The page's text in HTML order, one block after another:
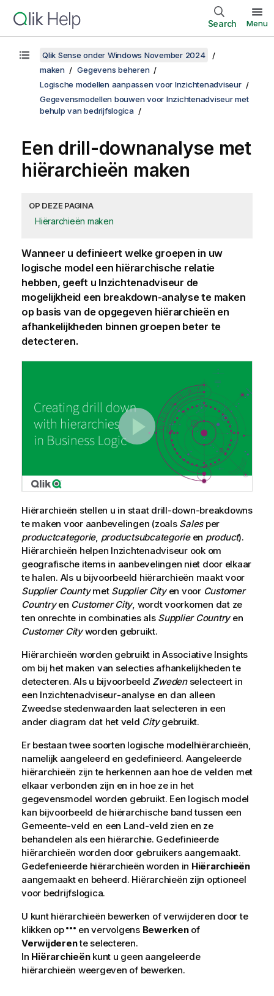
Search Menu
Qlik Sense onder Windows November 2024
maken
Gegevens beheren
Logische modellen aanpassen voor Inzichtenadviseur
Gegevensmodellen bouwen voor Inzichtenadviseur met
behulp van bedrijfslogica
Een drill-downanalyse met
hiërarchieën maken
OP DEZE PAGINA
Hiërarchieën maken
Wanneer u definieert welke groepen in uw
logische model een hiërarchische relatie
hebben, geeft u Inzichtenadviseur de
mogelijkheid een breakdown-analyse te maken
op basis van de opgegeven hiërarchieën en
afhankelijkheden binnen groepen beter te
detecteren.
Hiërarchieën stellen u in staat drill-down-breakdowns
te maken voor aanbevelingen (zoals Salesper
productcategorie, productsubcategorieen product).
Hiërarchieën helpen Inzichtenadviseurook om
geografische items in aanbevelingen niet door elkaar
te halen. Als u bijvoorbeeld hiërarchieën maakt voor
Supplier Countymet Supplier Cityen voor Customer
Countryen Customer City, wordt voorkomen dat ze
ten onrechte in combinaties als Supplier Countryen
Customer Cityworden gebruikt.
Hiërarchieën worden gebruikt in Associative Insights
om bij het maken van selecties afhankelijkheden te
detecteren. Als u bijvoorbeeld Zwedenselecteert in
een Inzichtenadviseur-analyse en dan alleen
Zweedse stedenwaarden laat selecteren in een
ander diagram dat het veld Citygebruikt.
Er bestaan twee soorten logische modelhiërarchieën,
namelijk aangeleerd en gedefinieerd. Aangeleerde
hiërarchieën zijn te herkennen aan hoe de velden met
elkaar verbonden zijn en in hoe ze in het
gegevensmodel worden gebruikt. Een logisch model
kan bijvoorbeeld de hiërarchische band tussen een
Gemeente-veld en een Land-veld zien en ze
behandelen als een hiërarchie. Gedefinieerde
hiërarchieën worden door gebruikers aangemaakt.
Gedefenieerde hiërarchieën worden in Hiërarchieën
aangemaakt en beheerd. Hiërarchieën zijn optioneel
voor bedrijfslogica.
U kunt hiërarchieën bewerken of verwijderen door te
klikken op
en vervolgens Bewerkenof
Verwijderente selecteren.
In Hiërarchieënkunt u geen aangeleerde
hiërarchieën weergeven of bewerken.